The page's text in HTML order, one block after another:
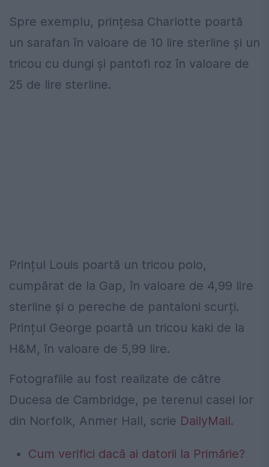
Spre exemplu, prințesa Charlotte poartă
un sarafan în valoare de 10 lire sterline și un
tricou cu dungi și pantofi roz în valoare de
25 de lire sterline.
Prințul Louis poartă un tricou polo,
cumpărat de la Gap, în valoare de 4,99 lire
sterline și o pereche de pantaloni scurți.
Prințul George poartă un tricou kaki de la
H&M, în valoare de 5,99 lire.
Fotografiile au fost realizate de către
Ducesa de Cambridge, pe terenul casei lor
din Norfolk, Anmer Hall, scrie DailyMail.
Cum verifici dacă ai datorii la Primărie?